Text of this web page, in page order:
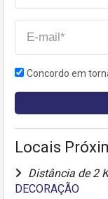
Concordo em
Locais
Distância de 2
DECORAÇÃO